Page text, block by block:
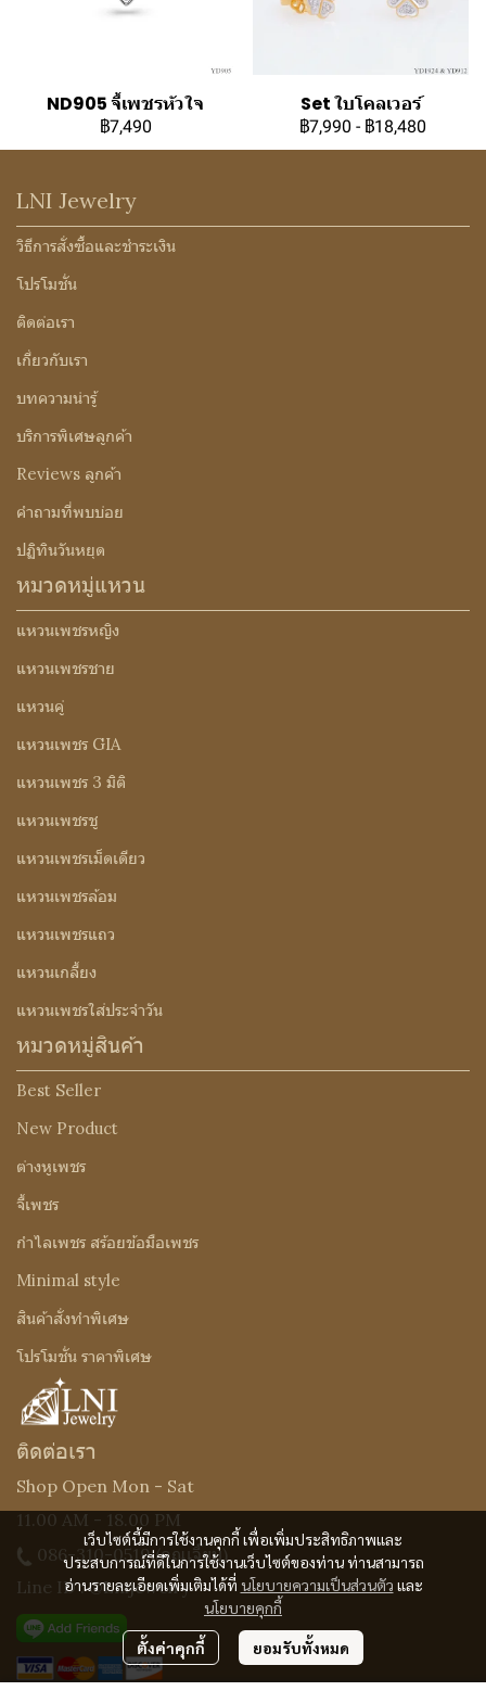
ND905 จี้เพชรหัวใจ
฿7,490
Set ใบโคลเวอร์
฿7,990 - ฿18,480
เว็บไซต์นี้มีการใช้งานคุกกี้ เพื่อเพิ่มประสิทธิภาพและ
ประสบการณ์ที่ดีในการใช้งานเว็บไซต์ของท่าน ท่านสามารถ
อ่านรายละเอียดเพิ่มเติมได้ที่ นโยบายความเป็นส่วนตัว และ
นโยบายคุกกี้
ตั้งค่าคุกกี้ ยอมรับทั้งหมด
LNI Jewelry
วิธีการสั่งซื้อและชำระเงิน
โปรโมชั่น
ติดต่อเรา
เกี่ยวกับเรา
บทความน่ารู้
บริการพิเศษลูกค้า
Reviews ลูกค้า
คำถามที่พบบ่อย
ปฏิทินวันหยุด
หมวดหมู่แหวน
แหวนเพชรหญิง
แหวนเพชรชาย
แหวนคู่
แหวนเพชร GIA
แหวนเพชร 3 มิติ
แหวนเพชรชู
แหวนเพชรเม็ดเดียว
แหวนเพชรล้อม
แหวนเพชรแถว
แหวนเกลี้ยง
แหวนเพชรใส่ประจำวัน
หมวดหมู่สินค้า
Best Seller
New Product
ต่างหูเพชร
จี้เพชร
กำไลเพชร สร้อยข้อมือเพชร
Minimal style
สินค้าสั่งทำพิเศษ
โปรโมชั่น ราคาพิเศษ
ติดต่อเรา
Shop Open Mon - Sat
11.00 AM - 18.00 PM
086-310-0519(คุณเจี๊ยบ)
Line ID : @Lnijewelry